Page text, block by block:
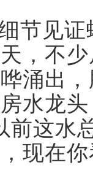
节见
，不
涌出
水龙
前这水
现在